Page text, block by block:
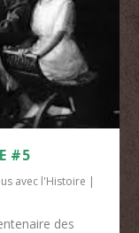
#5
avec l'Histoire |
des